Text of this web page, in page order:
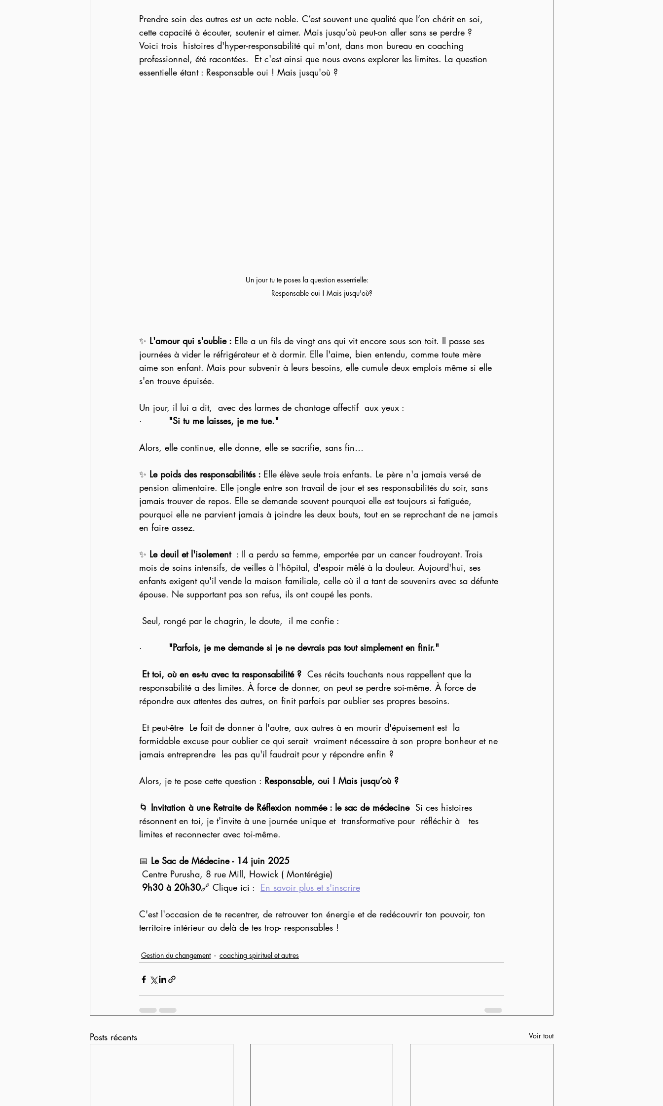
Prendre soin des autres est un acte noble. C’est souvent une qualité que l’on chérit en soi,
cette capacité à écouter, soutenir et aimer. Mais jusqu’où peut-on aller sans se perdre ?
Voici trois  histoires d'hyper-responsabilité qui m'ont, dans mon bureau en coaching
professionnel, été racontées.  Et c'est ainsi que nous avons explorer les limites. La question
essentielle étant : Responsable oui ! Mais jusqu'où ?
Un jour tu te poses la question essentielle:
Responsable oui ! Mais jusqu'où?
✨ L'amour qui s'oublie : Elle a un fils de vingt ans qui vit encore sous son toit. Il passe ses
journées à vider le réfrigérateur et à dormir. Elle l'aime, bien entendu, comme toute mère
aime son enfant. Mais pour subvenir à leurs besoins, elle cumule deux emplois même si elle
s'en trouve épuisée.
Un jour, il lui a dit,  avec des larmes de chantage affectif  aux yeux :
· "Si tu me laisses, je me tue."
Alors, elle continue, elle donne, elle se sacrifie, sans fin…
✨ Le poids des responsabilités : Elle élève seule trois enfants. Le père n'a jamais versé de
pension alimentaire. Elle jongle entre son travail de jour et ses responsabilités du soir, sans
jamais trouver de repos. Elle se demande souvent pourquoi elle est toujours si fatiguée,
pourquoi elle ne parvient jamais à joindre les deux bouts, tout en se reprochant de ne jamais
en faire assez.
✨ Le deuil et l'isolement
  : Il a perdu sa femme, emportée par un cancer foudroyant. Trois
mois de soins intensifs, de veilles à l'hôpital, d'espoir mêlé à la douleur. Aujourd'hui, ses
enfants exigent qu'il vende la maison familiale, celle où il a tant de souvenirs avec sa défunte
épouse. Ne supportant pas son refus, ils ont coupé les ponts.
Seul, rongé par le chagrin, le doute,  il me confie :
· "Parfois, je me demande si je ne devrais pas tout simplement en finir."
Et toi, où en es-tu avec ta responsabilité ? Ces récits touchants nous rappellent que la
responsabilité a des limites. À force de donner, on peut se perdre soi-même. À force de
répondre aux attentes des autres, on finit parfois par oublier ses propres besoins.
formidable excuse pour oublier ce qui serait  vraiment nécessaire à son propre bonheur et ne
jamais entreprendre  les pas qu'il faudrait pour y répondre enfin ?
Alors, je te pose cette question : Responsable, oui ! Mais jusqu’où ?
🌀 Invitation à une Retraite de Réflexion nommée : le sac de médecine Si ces histoires
résonnent en toi, je t'invite à une journée unique et  transformative pour  réfléchir à   tes
limites et reconnecter avec toi-même.
📅 Le Sac de Médecine - 14 juin 2025
Centre Purusha, 8 rue Mill, Howick ( Montérégie)
9h30 à 20h30🔗 Clique ici : En savoir plus et s'inscrire
C'est l'occasion de te recentrer, de retrouver ton énergie et de redécouvrir ton pouvoir, ton
territoire intérieur au delà de tes trop- responsables !
Gestion du changement coaching spirituel et autres
Posts récents Voir tout